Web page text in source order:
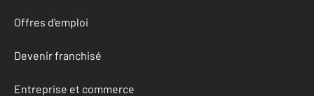
Offres d'emploi
Devenir franchisé
Entreprise et commerce